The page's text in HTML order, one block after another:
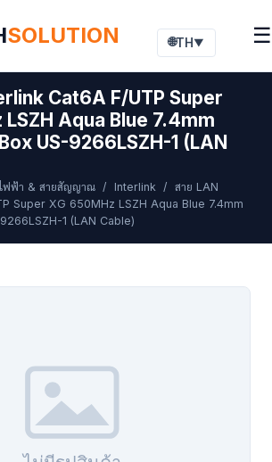
SOLUTION 🌐TH ▼ ☰
Cat6A F/UTP Super
Aqua Blue 7.4mm
US-9266LSZH-1 (LAN
ฟฟ้า & สายสัญญาณ / Interlink / สาย LAN
Super XG 650MHz LSZH Aqua Blue 7.4mm
1 (LAN Cable)